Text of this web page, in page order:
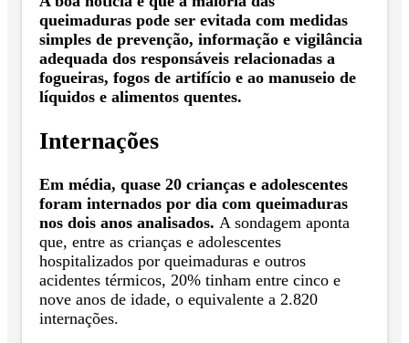
queimaduras pode ser evitada com medidas
simples de prevenção, informação e vigilância
adequada dos responsáveis relacionadas a
fogueiras, fogos de artifício e ao manuseio de
líquidos e alimentos quentes.
Internações
Em média, quase 20 crianças e adolescentes
foram internados por dia com queimaduras
nos dois anos analisados. A sondagem aponta
que, entre as crianças e adolescentes
hospitalizados por queimaduras e outros
acidentes térmicos, 20% tinham entre cinco e
nove anos de idade, o equivalente a 2.820
internações.